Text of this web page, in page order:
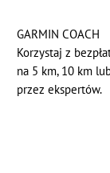
GARMIN COACH
Korzystaj z
na 5 km, 10 km
przez ekspertów.